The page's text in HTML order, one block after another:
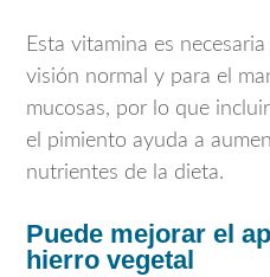
Esta vitamina es
visión normal y para el
mucosas, por lo que
el pimiento ayuda a
nutrientes de la dieta.
Puede mejorar el
hierro vegetal